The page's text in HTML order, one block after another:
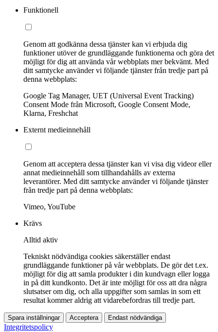
Funktionell
Genom att godkänna dessa tjänster kan vi erbjuda dig
funktioner utöver de grundläggande funktionerna och göra det
möjligt för dig att använda vår webbplats mer bekvämt. Med
ditt samtycke använder vi följande tjänster från tredje part på
denna webbplats:
Google Tag Manager, UET (Universal Event Tracking)
Consent Mode från Microsoft, Google Consent Mode,
Klarna, Freshchat
Externt medieinnehåll
Genom att acceptera dessa tjänster kan vi visa dig videor eller
annat medieinnehåll som tillhandahålls av externa
leverantörer. Med ditt samtycke använder vi följande tjänster
från tredje part på denna webbplats:
Vimeo, YouTube
Krävs
Alltid aktiv
Tekniskt nödvändiga cookies säkerställer endast
grundläggande funktioner på vår webbplats. De gör det t.ex.
möjligt för dig att samla produkter i din kundvagn eller logga
in på ditt kundkonto. Det är inte möjligt för oss att dra några
slutsatser om dig, och alla uppgifter som samlas in som ett
resultat kommer aldrig att vidarebefordras till tredje part.
Spara inställningar Acceptera Endast nödvändiga
Integritetspolicy